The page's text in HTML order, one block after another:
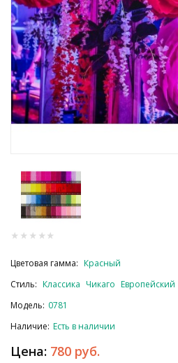
Цветовая гамма: Красный
Стиль: Классика Чикаго Европейский
Модель: 0781
Наличие: Есть в наличии
Цена: 780 руб.